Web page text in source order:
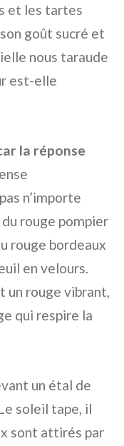
et les tartes
goût sucré et
nous taraude
est-elle
la réponse
n’importe
rouge pompier
rouge bordeaux
en velours.
un rouge vibrant,
qui respire la
un étal de
soleil tape, il
sont attirés par